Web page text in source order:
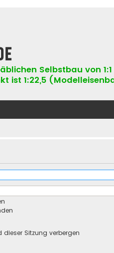
Selbstbau von 1:1
ist 1:22,5
Sitzung verbergen